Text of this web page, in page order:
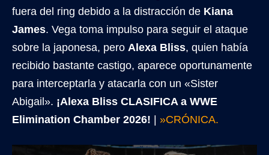
fuera del ring debido a la distracción de Kiana
James. Vega toma impulso para seguir el ataque
sobre la japonesa, pero Alexa Bliss, quien había
recibido bastante castigo, aparece oportunamente
para interceptarla y atacarla con un «Sister
Abigail». ¡Alexa Bliss CLASIFICA a WWE
Elimination Chamber 2026!
»CRÓNICA.